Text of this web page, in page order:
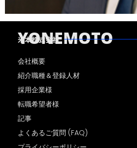
YONEMOTO
米本株式会社
会社概要
紹介職種＆登録人材
採用企業様
転職希望者様
記事
よくあるご質問 (FAQ)